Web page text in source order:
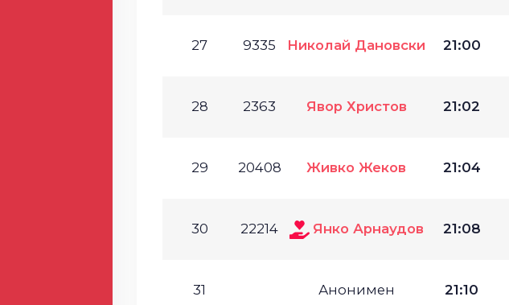
27 9335 Николай Дановски 21:00
28 2363 Явор Христов 21:02
29 20408 Живко Жеков 21:04
30 22214 Янко Арнаудов 21:08
31 Анонимен 21:10